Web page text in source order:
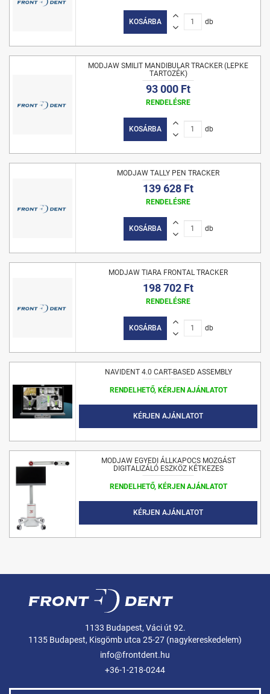
KOSÁRBA db
MODJAW SMILIT MANDIBULAR TRACKER (LEPKE
TARTOZÉK)
93 000 Ft
RENDELÉSRE
KOSÁRBA db
MODJAW TALLY PEN TRACKER
139 628 Ft
RENDELÉSRE
KOSÁRBA db
MODJAW TIARA FRONTAL TRACKER
198 702 Ft
RENDELÉSRE
KOSÁRBA db
NAVIDENT 4.0 CART-BASED ASSEMBLY
RENDELHETŐ, KÉRJEN AJÁNLATOT
KÉRJEN AJÁNLATOT
MODJAW EGYEDI ÁLLKAPOCS MOZGÁST
DIGITALIZÁLÓ ESZKÖZ KÉTKEZES
RENDELHETŐ, KÉRJEN AJÁNLATOT
KÉRJEN AJÁNLATOT
1133 Budapest, Váci út 92.
1135 Budapest, Kisgömb utca 25-27 (nagykereskedelem)
info@frontdent.hu
+36-1-218-0244